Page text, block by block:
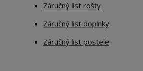
Záručný list rošty
Záručný list doplnky
Záručný list postele